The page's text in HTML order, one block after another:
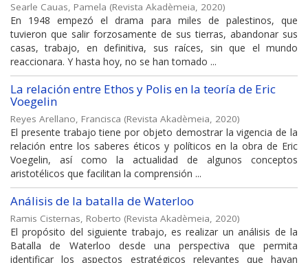
Searle Cauas, Pamela (Revista Akadèmeia, 2020)
En 1948 empezó el drama para miles de palestinos, que
tuvieron que salir forzosamente de sus tierras, abandonar sus
casas, trabajo, en definitiva, sus raíces, sin que el mundo
reaccionara. Y hasta hoy, no se han tomado ...
La relación entre Ethos y Polis en la teoría de Eric
Voegelin
Reyes Arellano, Francisca (Revista Akadèmeia, 2020)
El presente trabajo tiene por objeto demostrar la vigencia de la
relación entre los saberes éticos y políticos en la obra de Eric
Voegelin, así como la actualidad de algunos conceptos
aristotélicos que facilitan la comprensión ...
Análisis de la batalla de Waterloo
Ramis Cisternas, Roberto (Revista Akadèmeia, 2020)
El propósito del siguiente trabajo, es realizar un análisis de la
Batalla de Waterloo desde una perspectiva que permita
identificar los aspectos estratégicos relevantes que hayan